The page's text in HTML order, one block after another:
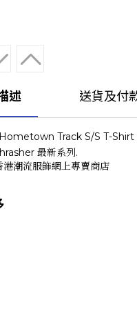
述 送貨及付
Track S/S T-Shirt
最新系列.
港潮流服飾網上專賣商店